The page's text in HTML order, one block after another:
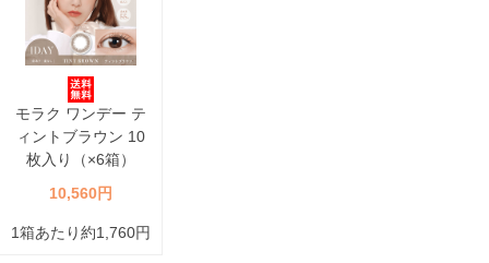
モラク ワンデー テ
ィントブラウン 10
枚入り（×6箱）
10,560円
1箱あたり約1,760円